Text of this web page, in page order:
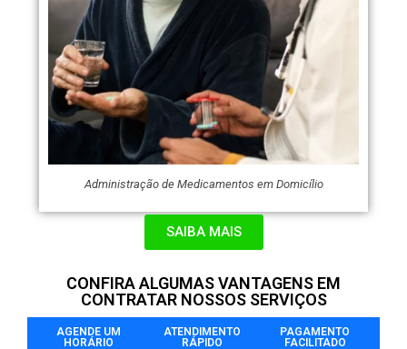
Administração de Medicamentos em Domicílio
SAIBA MAIS
CONFIRA ALGUMAS VANTAGENS EM
CONTRATAR NOSSOS SERVIÇOS
AGENDE UM
HORÁRIO
ATENDIMENTO
RÁPIDO
PAGAMENTO
FACILITADO